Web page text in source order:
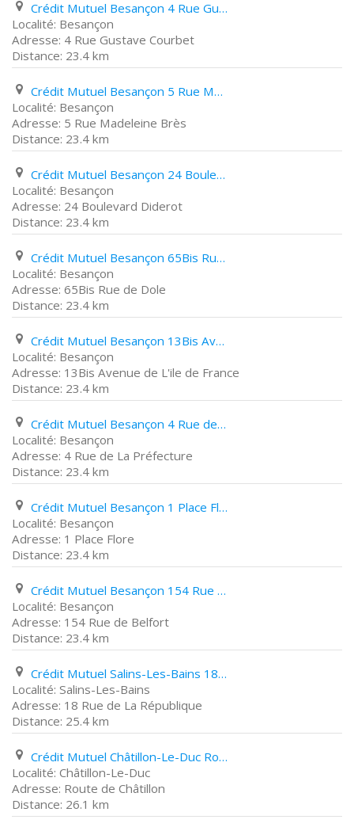
Crédit Mutuel Besançon 4 Rue Gustave Courbet
Besançon
4 Rue Gustave Courbet
23.4 km
Crédit Mutuel Besançon 5 Rue Madeleine Brès
Besançon
5 Rue Madeleine Brès
23.4 km
Crédit Mutuel Besançon 24 Boulevard Diderot
Besançon
24 Boulevard Diderot
23.4 km
Crédit Mutuel Besançon 65Bis Rue de Dole
Besançon
65Bis Rue de Dole
23.4 km
Crédit Mutuel Besançon 13Bis Avenue de L'ile de France
Besançon
13Bis Avenue de L'ile de France
23.4 km
Crédit Mutuel Besançon 4 Rue de La Préfecture
Besançon
4 Rue de La Préfecture
23.4 km
Crédit Mutuel Besançon 1 Place Flore
Besançon
1 Place Flore
23.4 km
Crédit Mutuel Besançon 154 Rue de Belfort
Besançon
154 Rue de Belfort
23.4 km
Crédit Mutuel Salins-Les-Bains 18 Rue de La République
Salins-Les-Bains
18 Rue de La République
25.4 km
Crédit Mutuel Châtillon-Le-Duc Route de Châtillon
Châtillon-Le-Duc
Route de Châtillon
26.1 km